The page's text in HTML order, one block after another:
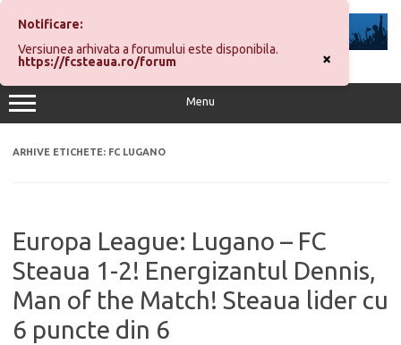
Sari
conținut
Menu
ARHIVE ETICHETE: FC LUGANO
Europa League: Lugano – FC
Steaua 1-2! Energizantul Dennis,
Man of the Match! Steaua lider cu
6 puncte din 6
×
Notificare:
Versiunea arhivata a forumului este disponibila.
https://fcsteaua.ro/forum